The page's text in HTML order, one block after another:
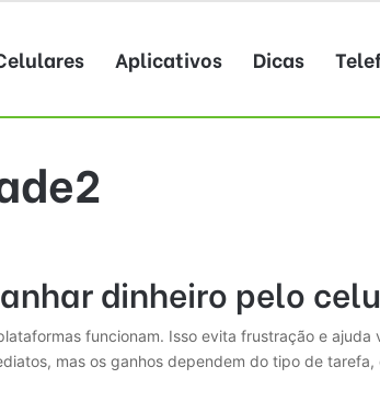
Aplicativos Dicas
dinheiro pelo
funcionam. Isso evita frustração e ajuda
mas os ganhos dependem do tipo de